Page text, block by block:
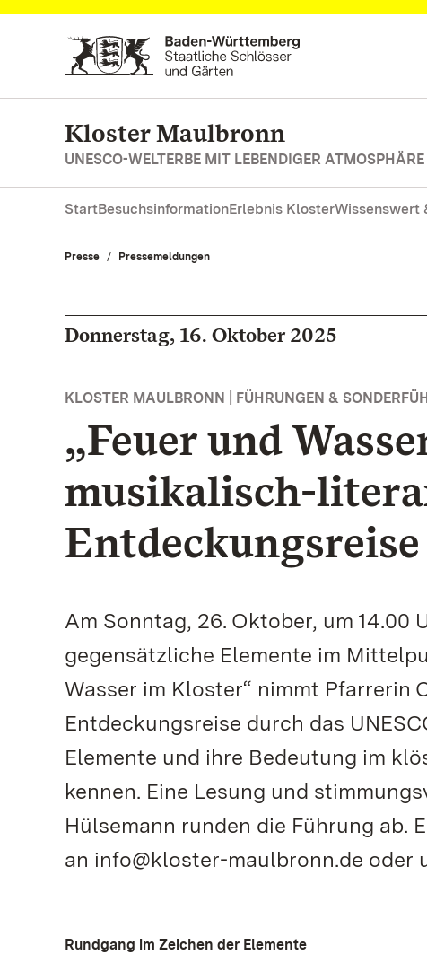
Zum Hauptinhalt springen
Kloster Maulbronn
UNESCO-WELTERBE MIT LEBENDIGER ATMOSPHÄRE
StartBesuchsinformationErlebnis KlosterWissenswert
Presse Pressemeldungen
Donnerstag, 16. Oktober 2025
KLOSTER MAULBRONN | FÜHRUNGEN &
„Feuer und
musikalisch-
Entdeckungsreise
Am Sonntag, 26. Oktober, um
gegensätzliche Elemente im
Wasser im Kloster“ nimmt Pfarrerin
Entdeckungsreise durch das
Elemente und ihre Bedeutung im
kennen. Eine Lesung und
Hülsemann runden die Führung ab.
an info@kloster-maulbronn.de oder
Rundgang im Zeichen der Elemente